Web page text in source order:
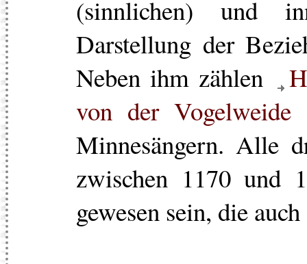
(sinnlichen) und
Darstellung der
Neben ihm zählen
von der Vogelweide
Minnesängern. Alle
zwischen 1170 und
gewesen sein, die